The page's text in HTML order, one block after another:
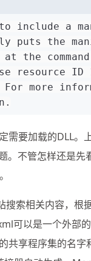
include a
puts the
the
resource
more
要加载的DLL。
。不管怎样还是
搜索相关内容，
可以是一个外部
享程序集的名字